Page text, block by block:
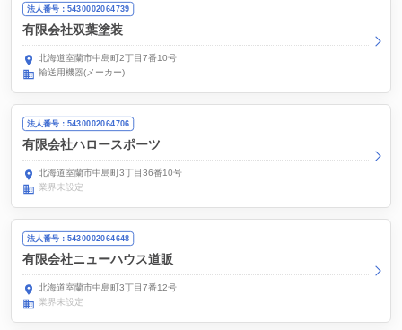
法人番号：5430002064739
有限会社双葉塗装
北海道室蘭市中島町2丁目7番10号
輸送用機器(メーカー)
法人番号：5430002064706
有限会社ハロースポーツ
北海道室蘭市中島町3丁目36番10号
業界未設定
法人番号：5430002064648
有限会社ニューハウス道販
北海道室蘭市中島町3丁目7番12号
業界未設定